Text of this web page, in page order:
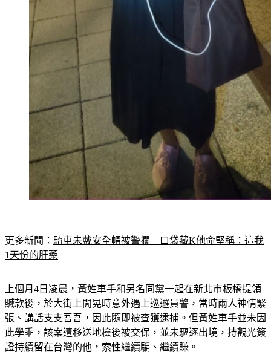
更多新聞： 騎車未戴安全帽被警攔　口袋藏K他命堅稱：這我
1天份的肝藥
上個月4日凌晨，黃姓車手和另名同黨一起在新北市板橋提領
贓款後，於大街上閒晃時意外遇上巡邏員警，當時兩人神情緊
張、講話支支吾吾，因此隨即被查獲逮捕。但黃姓車手並未因
此學乖，該案遭移送地檢後被交保，並未驅逐出境，持觀光簽
證持續留在台灣的他，索性繼續騙、繼續賺。